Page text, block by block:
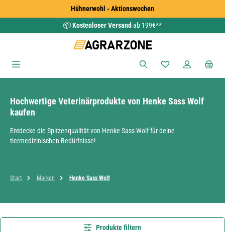
Zum Hauptinhalt springenHühnerwohl - Aktionswochen
📦Kostenloser Versand ab 199€**
Du hast 0
Hochwertige Veterinärprodukte von Henke Sass Wolf
kaufen
Entdecke die Spitzenqualität von Henke Sass Wolf für deine
tiermedizinischen Bedürfnisse!
Start Marken Henke Sass Wolf
Produkte filtern